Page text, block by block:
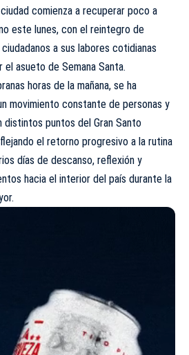
comienza a recuperar poco a
este lunes, con el reintegro de
a sus labores cotidianas
el asueto de Semana Santa.
horas de la mañana, se ha
movimiento constante de personas y
distintos puntos del Gran Santo
el retorno progresivo a la rutina
días de descanso, reflexión y
hacia el interior del país durante la